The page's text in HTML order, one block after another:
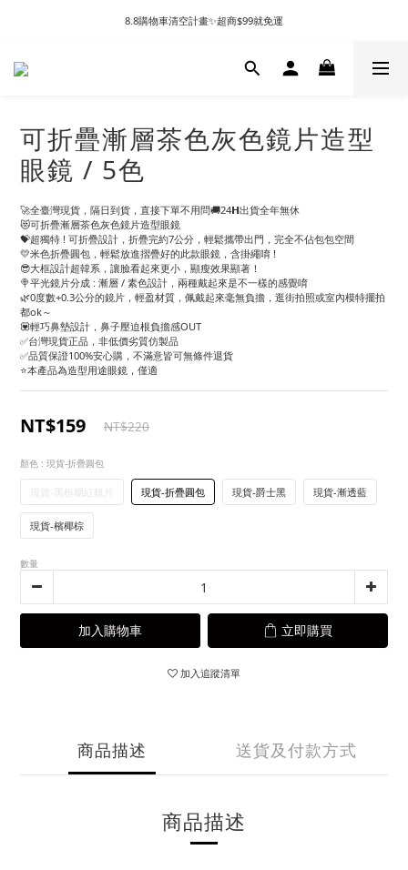
8.8購物車清空計畫✨超商$99就免運
可折疊漸層茶色灰色鏡片造型
眼鏡 / 5色
🚀全臺灣現貨，隔日到貨，直接下單不用問🚚24𝗛出貨全年無休
😻可折疊漸層茶色灰色鏡片造型眼鏡
💝超獨特 ! 可折疊設計，折疊完約7公分，輕鬆攜帶出門，完全不佔包包空間
💛米色折疊圓包，輕鬆放進摺疊好的此款眼鏡，含掛繩唷 !
😎大框設計超韓系，讓臉看起來更小，顯瘦效果顯著！
🍭平光鏡片分成 : 漸層 / 素色設計，兩種戴起來是不一樣的感覺唷
🌿0度數+0.3公分的鏡片，輕盈材質，佩戴起來毫無負擔，逛街拍照或室內模特擺拍
都ok～
💟輕巧鼻墊設計，鼻子壓迫根負擔感OUT
✅台灣現貨正品，非低價劣質仿製品
✅品質保證100%安心購，不滿意皆可無條件退貨
⭐本產品為造型用途眼鏡，僅適
NT$159 NT$220
顏色 : 現貨-折疊圓包
現貨-黑框腮紅鏡片 現貨-折疊圓包 現貨-爵士黑 現貨-漸透藍
現貨-檳椰棕
數量
加入購物車 立即購買
加入追蹤清單
商品描述 送貨及付款方式
商品描述